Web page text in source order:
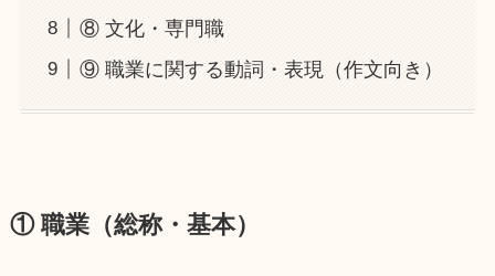
⑧ 文化・専門職
⑨ 職業に関する動詞・表現（作文向き）
① 職業（総称・基本）